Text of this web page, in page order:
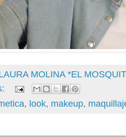
MOLINA *EL
, look, makeup,